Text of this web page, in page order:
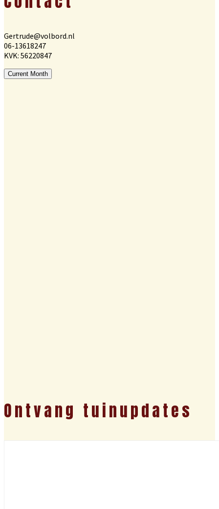
Gertrude@volbord.nl
06-13618247
KVK: 56220847
Current Month
Ontvang tuinupdates